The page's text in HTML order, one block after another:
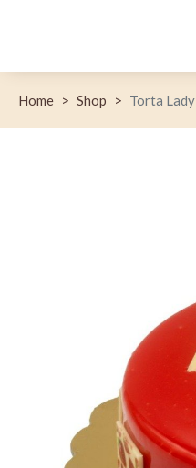
Home Shop Torta Lady